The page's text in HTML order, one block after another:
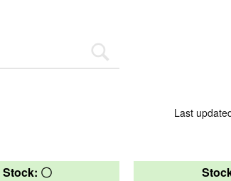
Last
Stock: 〇